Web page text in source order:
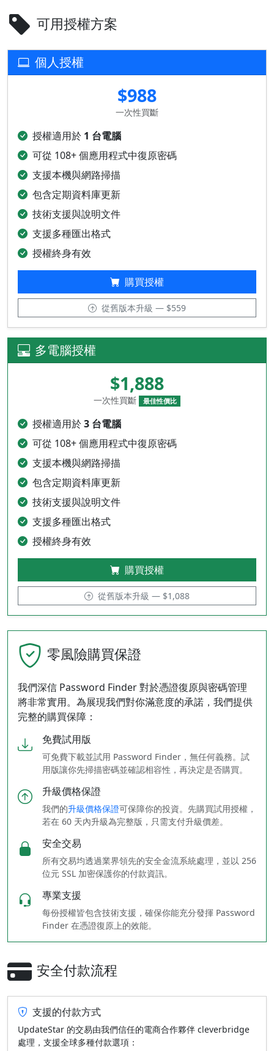
可用授權方案
個人授權
$988
一次性買斷
授權適用於 1 台電腦
可從 108+ 個應用程式中復原密碼
支援本機與網路掃描
包含定期資料庫更新
技術支援與說明文件
支援多種匯出格式
授權終身有效
購買授權
從舊版本升級 — $559
多電腦授權
$1,888
一次性買斷 最佳性價比
授權適用於3 台電腦
可從 108+ 個應用程式中復原密碼
支援本機與網路掃描
包含定期資料庫更新
技術支援與說明文件
支援多種匯出格式
授權終身有效
購買授權
從舊版本升級 — $1,088
零風險購買保證
我們深信 Password Finder 對於憑證復原與密碼管理
將非常實用。為展現我們對你滿意度的承諾，我們提供
完整的購買保障：
免費試用版
可免費下載並試用 Password Finder，無任何義務。試
用版讓你先掃描密碼並確認相容性，再決定是否購買。
升級價格保證
我們的升級價格保證可保障你的投資。先購買試用授權，
若在 60 天內升級為完整版，只需支付升級價差。
安全交易
所有交易均透過業界領先的安全金流系統處理，並以 256
位元 SSL 加密保護你的付款資訊。
專業支援
每份授權皆包含技術支援，確保你能充分發揮 Password
Finder 在憑證復原上的效能。
安全付款流程
支援的付款方式
UpdateStar 的交易由我們信任的電商合作夥伴 cleverbridge
處理，支援全球多種付款選項：